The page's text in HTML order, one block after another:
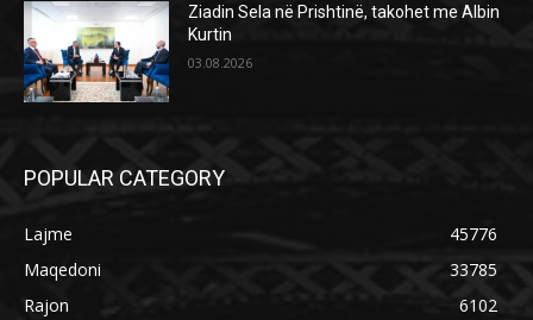
Ziadin Sela në Prishtinë, takohet me Albin
Kurtin
03.08.2026
POPULAR CATEGORY
Lajme
45776
Maqedoni
33785
Rajon
6102